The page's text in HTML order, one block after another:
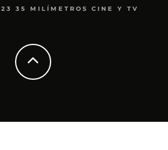
35 MILÍMETROS CINE Y TV